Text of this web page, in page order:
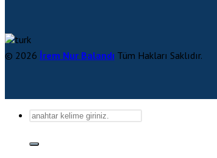
© 2026 İrem Nur Balandı Tüm Hakları Saklıdır.